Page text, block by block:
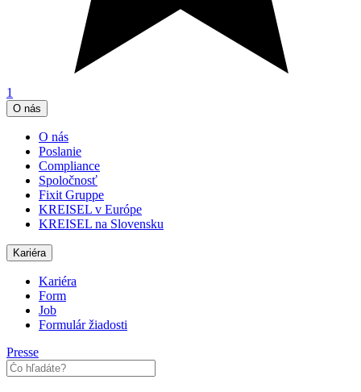
1
O nás
O nás
Poslanie
Compliance
Spoločnosť
Fixit Gruppe
KREISEL v Európe
KREISEL na Slovensku
Kariéra
Kariéra
Form
Job
Formulár žiadosti
Presse